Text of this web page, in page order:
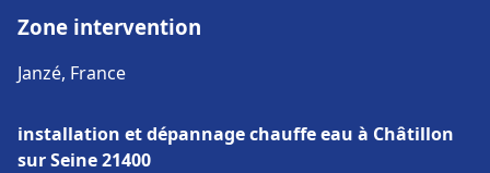
Zone intervention
Janzé, France
installation et dépannage chauffe eau à Châtillon
sur Seine 21400